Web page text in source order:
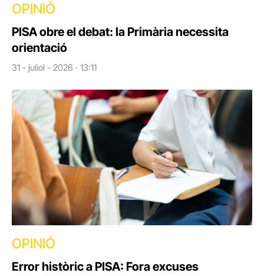
OPINIÓ
PISA obre el debat: la Primària necessita
orientació
31 - juliol - 2026 · 13:11
OPINIÓ
Error històric a PISA: Fora excuses